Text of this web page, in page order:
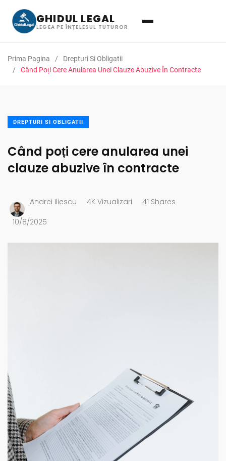
GHIDUL LEGAL
LEGEA PE ÎNȚELESUL TUTUROR
Prima Pagina
Drepturi Si Obligatii
Când Poți Cere Anularea Unei Clauze Abuzive În Contracte
DREPTURI SI OBLIGATII
Când poți cere anularea unei
clauze abuzive în contracte
Andrei Iliescu 4K Vizualizari 41 Shares
10/8/2025